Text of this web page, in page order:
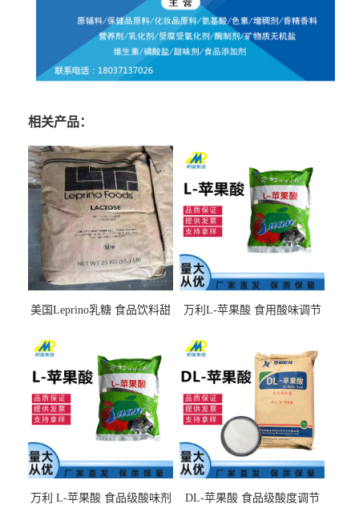
相关产品：
美国Leprino乳糖 食品饮料甜
万利L-苹果酸 食用酸味调节
1kg/袋
万利 L-苹果酸 食品级酸味剂
DL-苹果酸 食品级酸度调节